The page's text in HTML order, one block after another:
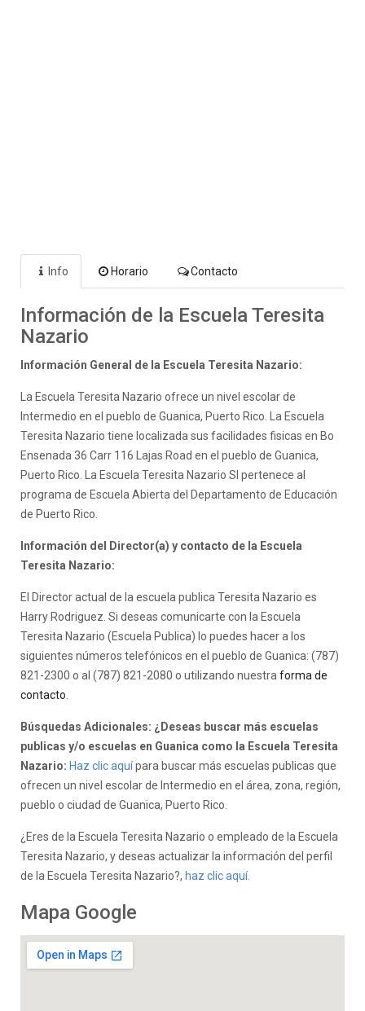
Info Horario Contacto
Información de la Escuela Teresita
Nazario
Información General de la Escuela Teresita Nazario:
La Escuela Teresita Nazario ofrece un nivel escolar de
Intermedio en el pueblo de Guanica, Puerto Rico. La Escuela
Teresita Nazario tiene localizada sus facilidades fisicas en Bo
Ensenada 36 Carr 116 Lajas Road en el pueblo de Guanica,
Puerto Rico. La Escuela Teresita Nazario SI pertenece al
programa de Escuela Abierta del Departamento de Educación
de Puerto Rico.
Información del Director(a) y contacto de la Escuela
Teresita Nazario:
El Director actual de la escuela publica Teresita Nazario es
Harry Rodriguez. Si deseas comunicarte con la Escuela
Teresita Nazario (Escuela Publica) lo puedes hacer a los
siguientes números telefónicos en el pueblo de Guanica: (787)
821-2300 o al (787) 821-2080 o utilizando nuestra forma de
contacto
Búsquedas Adicionales: ¿Deseas buscar más escuelas
publicas y/o escuelas en Guanica como la Escuela Teresita
Nazario: Haz clic aquípara buscar más escuelas publicas que
ofrecen un nivel escolar de Intermedio en el área, zona, región,
pueblo o ciudad de Guanica, Puerto Rico.
¿Eres de la Escuela Teresita Nazario o empleado de la Escuela
Teresita Nazario, y deseas actualizar la información del perfil
de la Escuela Teresita Nazario?, haz clic aquí.
Mapa Google